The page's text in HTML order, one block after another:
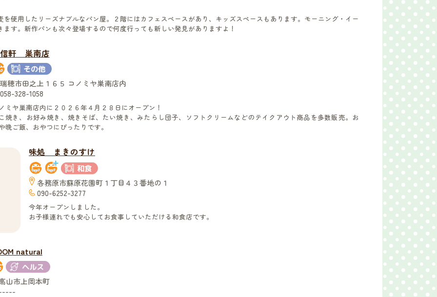
を使用したリーズナブルなパン屋。２階にはカフェスペースがあり、キッズスペースもあります。モーニング・イー
ます。新作パンも次々登場するので何度行っても新しい発見がありますよ！
軒 巣南店
穂市田之上１６５ コノミヤ巣南店内
328-1058
ミヤ巣南店内に２０２６年４月２８日にオープン！
焼き、お好み焼き、焼きそば、たい焼き、みたらし団子、ソフトクリームなどのテイクアウト商品を多数販売。お
晩ご飯、おやつにぴったりです。
味処 まきのすけ
各務原市蘇原花園町１丁目４３番地の１
090-6252-3277
今年オープンしました。
お子様連れでも安心してお食事していただける和食店です。
natural
山市上岡本町